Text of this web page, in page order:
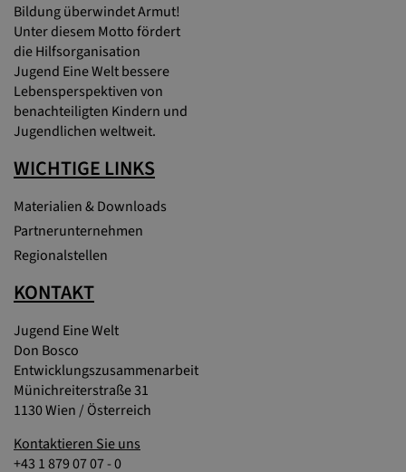
Bildung überwindet Armut!
Unter diesem Motto fördert
die Hilfsorganisation
Jugend Eine Welt bessere
Lebensperspektiven von
benachteiligten Kindern und
Jugendlichen weltweit.
WICHTIGE LINKS
Materialien & Downloads
Partnerunternehmen
Regionalstellen
KONTAKT
Jugend Eine Welt
Don Bosco
Entwicklungszusammenarbeit
Münichreiterstraße 31
1130 Wien / Österreich
Kontaktieren Sie uns
+43 1 879 07 07 - 0